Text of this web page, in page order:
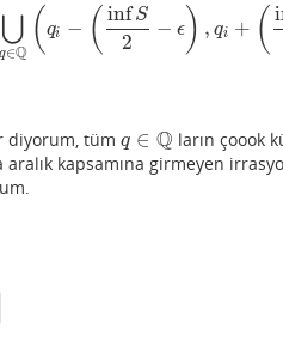
⋃
q∈Q
( qi − ( inf S
2
− ϵ ) , qi + (
0 ⋃ q ∈Q (q − infS2− ϵ),qi+( infS 2−ϵ ))
diyorum, tüm q ∈ Q
q ∈Q
ların çoook
aralık kapsamına girmeyen